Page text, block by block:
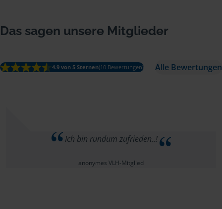
Das sagen unsere Mitglieder
4.9 von 5 Sternen(10 Bewertungen) Alle Bewertungen
Ich bin rundum zufrieden..!
anonymes VLH-Mitglied